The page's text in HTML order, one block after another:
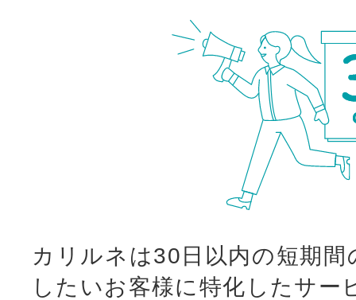
カリルネは30日以内の短期
したいお客様に特化したサー